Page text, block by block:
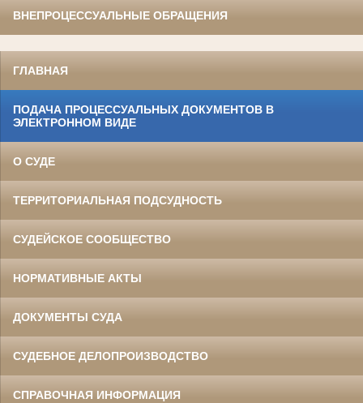
ВНЕПРОЦЕССУАЛЬНЫЕ ОБРАЩЕНИЯ
ГЛАВНАЯ
ПОДАЧА ПРОЦЕССУАЛЬНЫХ ДОКУМЕНТОВ В
ЭЛЕКТРОННОМ ВИДЕ
О СУДЕ
ТЕРРИТОРИАЛЬНАЯ ПОДСУДНОСТЬ
СУДЕЙСКОЕ СООБЩЕСТВО
НОРМАТИВНЫЕ АКТЫ
ДОКУМЕНТЫ СУДА
СУДЕБНОЕ ДЕЛОПРОИЗВОДСТВО
СПРАВОЧНАЯ ИНФОРМАЦИЯ